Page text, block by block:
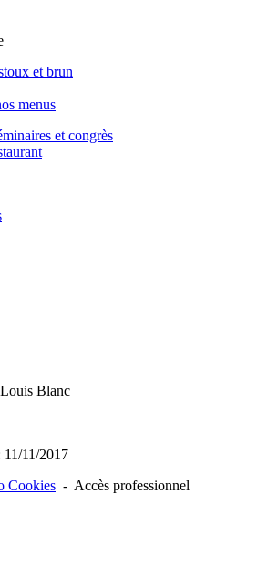
et brun
menus
et congrès
Blanc
11/11/2017
Cookies - Accès professionnel